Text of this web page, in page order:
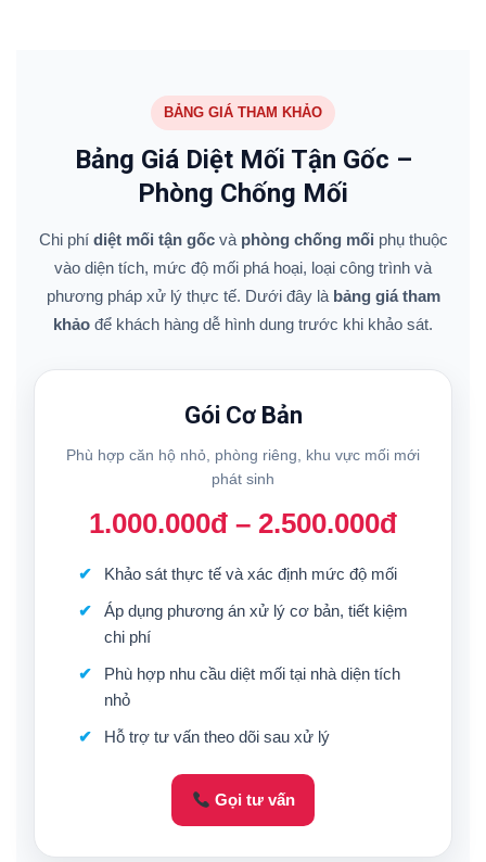
BẢNG GIÁ THAM KHẢO
Bảng Giá Diệt Mối Tận Gốc –
Phòng Chống Mối
Chi phí diệt mối tận gốcvà phòng chống mối phụ thuộc
vào diện tích, mức độ mối phá hoại, loại công trình và
phương pháp xử lý thực tế. Dưới đây là bảng giá tham
khảo để khách hàng dễ hình dung trước khi khảo sát.
Gói Cơ Bản
Phù hợp căn hộ nhỏ, phòng riêng, khu vực mối mới
phát sinh
1.000.000đ – 2.500.000đ
Khảo sát thực tế và xác định mức độ mối
Áp dụng phương án xử lý cơ bản, tiết kiệm
chi phí
Phù hợp nhu cầu diệt mối tại nhà diện tích
nhỏ
Hỗ trợ tư vấn theo dõi sau xử lý
Gọi tư vấn